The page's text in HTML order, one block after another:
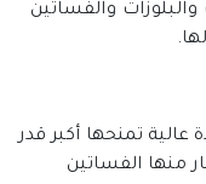
والفساتين
تمنحها أكبر قدر
منها الفساتين